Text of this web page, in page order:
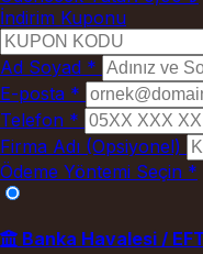
İndirim Kuponu
Ad Soyad *
E-posta *
Telefon *
Firma Adı (Opsiyonel)
Ödeme Yöntemi Seçin *
Banka Havalesi /